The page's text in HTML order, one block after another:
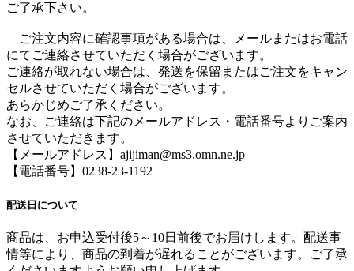
ご了承下さい。
ご注文内容に確認事項がある場合は、メールまたはお電話
にてご連絡させていただく場合がございます。
ご連絡が取れない場合は、発送を保留またはご注文をキャン
セルさせていただく場合がございます。
あらかじめご了承ください。
なお、ご連絡は下記のメールアドレス・電話番号よりご案内
させていただきます。
【メールアドレス】ajijiman@ms3.omn.ne.jp
【電話番号】0238-23-1192
配送日について
商品は、お申込受付後5～10日前後でお届けします。配送事
情等により、商品の到着が遅れることがございます。ご了承